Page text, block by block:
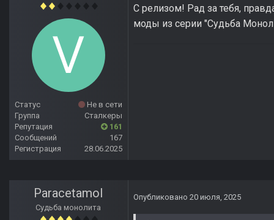
Статус
Не в сети
Группа
Сталкеры
Репутация
161
Сообщений
167
Регистрация
28.06.2025
С релизом! Рад за тебя,
моды из серии "Судьба
Paracetamol
Судьба монолита
Опубликовано 20 июля, 2025